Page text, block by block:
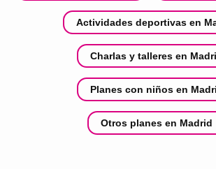
Actividades deportivas en
Charlas y talleres en
Planes con niños en
Otros planes en Madrid